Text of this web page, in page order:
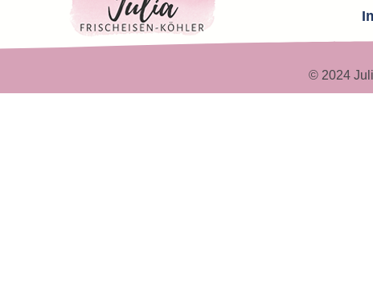
© 2024